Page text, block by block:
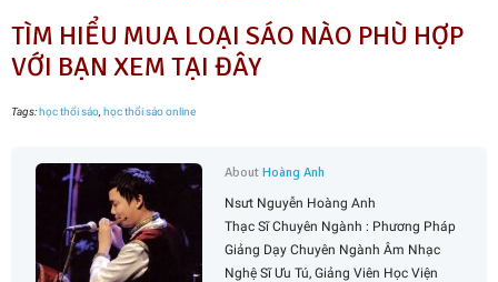
TÌM HIỂU MUA LOẠI SÁO NÀO PHÙ HỢP
VỚI BẠN XEM TẠI ĐÂY
Tags:học thổi sáo, học thổi sáo online
AboutHoàng Anh
Nsưt Nguyễn Hoàng Anh
Thạc Sĩ Chuyên Ngành : Phương Pháp
Giảng Dạy Chuyên Ngành Âm Nhạc
Nghệ Sĩ Ưu Tú, Giảng Viên Học Viện